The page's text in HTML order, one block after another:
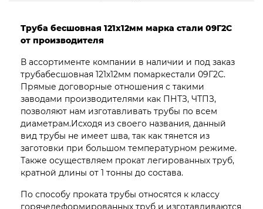
Труба бесшовная 121х12мм марка стали 09Г2С
от производителя
В ассортименте компании в наличии и под заказ
трубабесшовная 121х12мм помаркестали 09Г2С.
Прямые договорные отношения с такими
заводами производителями как ПНТЗ, ЧТПЗ,
позволяют нам изготавливать трубы по всем
диаметрам.Исходя из своего названия, данный
вид трубы не имеет шва, так как тянется из
заготовки при большом температурном режиме.
Также осуществляем прокат легированных труб,
кратной длины от 1 тонны до состава.
По способу проката трубы относятся к классу
горячедеформированных труб и изготавливаются